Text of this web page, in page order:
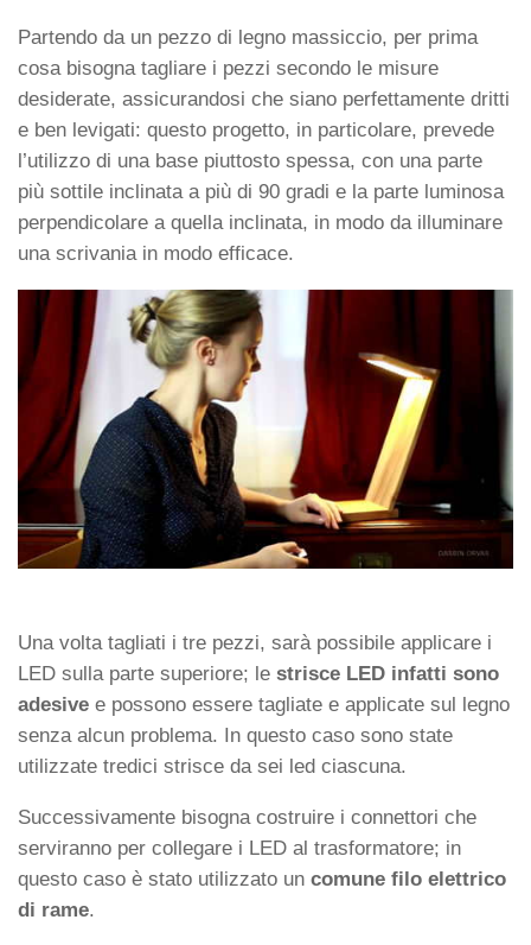
Partendo da un pezzo di legno massiccio, per prima
cosa bisogna tagliare i pezzi secondo le misure
desiderate, assicurandosi che siano perfettamente dritti
e ben levigati: questo progetto, in particolare, prevede
l’utilizzo di una base piuttosto spessa, con una parte
più sottile inclinata a più di 90 gradi e la parte luminosa
perpendicolare a quella inclinata, in modo da illuminare
una scrivania in modo efficace.
Una volta tagliati i tre pezzi, sarà possibile applicare i
LED sulla parte superiore; le strisce LED infatti sono
adesive e possono essere tagliate e applicate sul legno
senza alcun problema. In questo caso sono state
utilizzate tredici strisce da sei led ciascuna.
Successivamente bisogna costruire i connettori che
serviranno per collegare i LED al trasformatore; in
questo caso è stato utilizzato un comune filo elettrico
di rame.